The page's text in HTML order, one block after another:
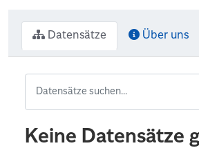
Datensätze Über uns
Keine Datensätze